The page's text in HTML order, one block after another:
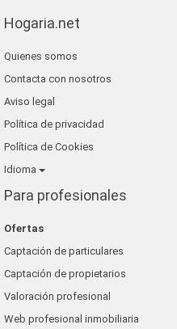
Hogaria.net
Quienes somos
Contacta con nosotros
Aviso legal
Política de privacidad
Política de Cookies
Idioma
Para profesionales
Ofertas
Captación de particulares
Captación de propietarios
Valoración profesional
Web profesional inmobiliaria